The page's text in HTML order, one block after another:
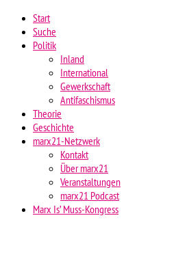
Start
Suche
Politik
Inland
International
Gewerkschaft
Antifaschismus
Theorie
Geschichte
marx21-Netzwerk
Kontakt
Über marx21
Veranstaltungen
marx21 Podcast
Marx Is’ Muss-Kongress